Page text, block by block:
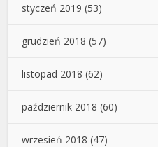
styczeń 2019 (53)
grudzień 2018 (57)
listopad 2018 (62)
październik 2018 (60)
wrzesień 2018 (47)